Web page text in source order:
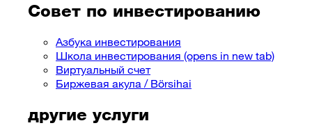
Совет по инвестированию
Азбука инвестирования
Школа инвестирования (opens in new tab)
Виртуальный счет
Биржевая акула / Börsihai
другие услуги